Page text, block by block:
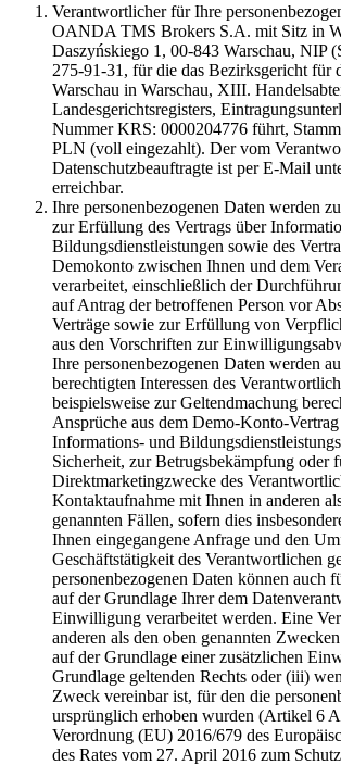
Verantwortlicher für Ihre
OANDA TMS Brokers S.A. mit Sitz in
Daszyńskiego 1, 00-843 Warschau, NIP
275-91-31, für die das Bezirksgericht für
Warschau in Warschau, XIII.
Landesgerichtsregisters,
Nummer KRS: 0000204776 führt,
PLN (voll eingezahlt). Der vom
Datenschutzbeauftragte ist per E-Mail
erreichbar.
Ihre personenbezogenen Daten werden
zur Erfüllung des Vertrags über
Bildungsdienstleistungen sowie des
Demokonto zwischen Ihnen und dem
verarbeitet, einschließlich der
auf Antrag der betroffenen Person vor
Verträge sowie zur Erfüllung von
aus den Vorschriften zur
Ihre personenbezogenen Daten werden
berechtigten Interessen des
beispielsweise zur Geltendmachung
Ansprüche aus dem Demo-Konto-
Informations- und
Sicherheit, zur Betrugsbekämpfung oder
Direktmarketingzwecke des
Kontaktaufnahme mit Ihnen in anderen
genannten Fällen, sofern dies
Ihnen eingegangene Anfrage und den
Geschäftstätigkeit des Verantwortlichen
personenbezogenen Daten können auch
auf der Grundlage Ihrer dem
Einwilligung verarbeitet werden. Eine
anderen als den oben genannten
auf der Grundlage einer zusätzlichen
Grundlage geltenden Rechts oder (iii)
Zweck vereinbar ist, für den die
ursprünglich erhoben wurden (Artikel 6
Verordnung (EU) 2016/679 des
des Rates vom 27. April 2016 zum